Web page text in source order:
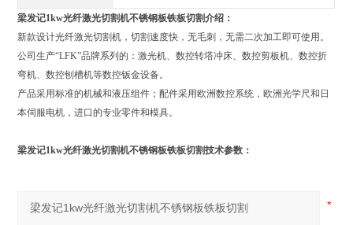
梁发记1kw光纤激光切割机不锈钢板铁板切割介绍：
新款设计光纤激光切割机，切割速度快，无毛刺，无需二次加工即可使用。
公司生产“LFK”品牌系列的：激光机、数控转塔冲床、数控剪板机、数控折
弯机、数控刨槽机等数控钣金设备。
产品采用标准的机械和液压组件；配件采用欧洲数控系统，欧洲光学尺和日
本伺服电机，进口的专业零件和模具。
梁发记1kw光纤激光切割机不锈钢板铁板切割技术参数：